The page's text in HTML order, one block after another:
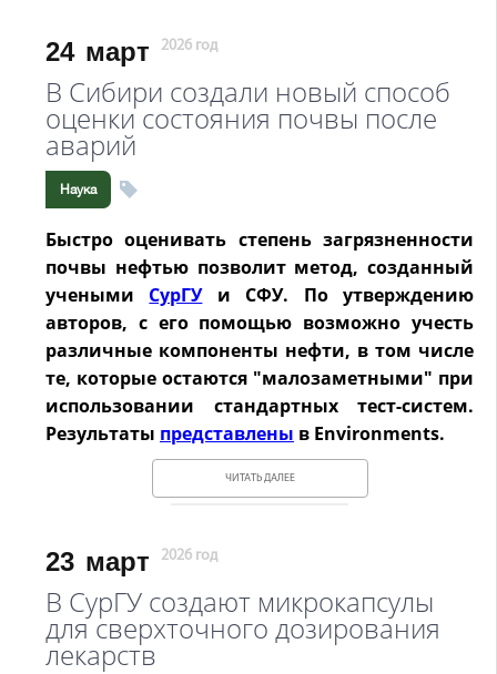
24 март 2026 год
В Сибири создали новый способ
оценки состояния почвы после
аварий
Наука
Быстро оценивать степень загрязненности
почвы нефтью позволит метод, созданный
учеными СурГУи СФУ. По утверждению
авторов, с его помощью возможно учесть
различные компоненты нефти, в том числе
те, которые остаются "малозаметными" при
использовании стандартных тест-систем.
Результаты представлены в Environments.
ЧИТАТЬ ДАЛЕЕ
23 март 2026 год
В СурГУ создают микрокапсулы
для сверхточного дозирования
лекарств